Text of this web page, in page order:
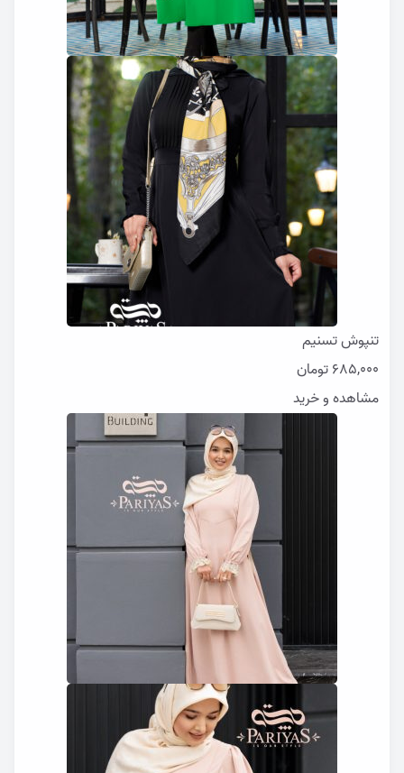
تنپوش تسنیم
685,000تومان
مشاهده و خرید